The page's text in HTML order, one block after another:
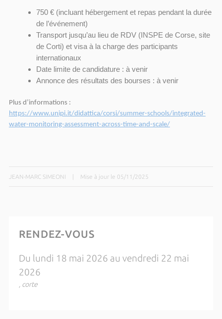
750 € (incluant hébergement et repas pendant la durée
de l’événement)
Transport jusqu’au lieu de RDV (INSPE de Corse, site
de Corti) et visa à la charge des participants
internationaux
Date limite de candidature : à venir
Annonce des résultats des bourses : à venir
Plus d’informations :
https://www.unipi.it/didattica/corsi/summer-schools/integrated-
water-monitoring-assessment-across-time-and-scale/
JEAN-MARC SIMEONI Mise à jour le 05/11/2025
RENDEZ-VOUS
Du lundi 18 mai 2026 au vendredi 22 mai
2026
, corte